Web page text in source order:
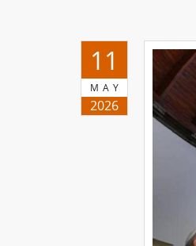
11
MAY
2026